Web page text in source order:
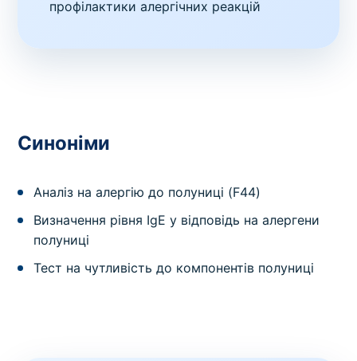
профілактики алергічних реакцій
Синоніми
Аналіз на алергію до полуниці (F44)
Визначення рівня IgE у відповідь на алергени
полуниці
Тест на чутливість до компонентів полуниці